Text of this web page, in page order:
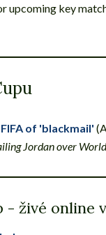
upcoming key
of 'blackmail'
Jordan over
- živé online